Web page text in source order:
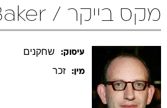
מקס בייקר / Max Baker
עיסוק: שחקנים
מין: זכר